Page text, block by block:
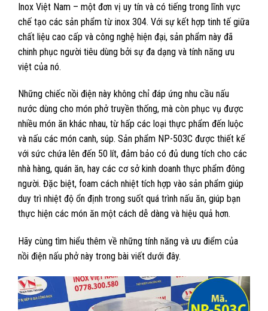
Inox Việt Nam – một đơn vị uy tín và có tiếng trong lĩnh vực
chế tạo các sản phẩm từ inox 304. Với sự kết hợp tinh tế giữa
chất liệu cao cấp và công nghệ hiện đại, sản phẩm này đã
chinh phục người tiêu dùng bởi sự đa dạng và tính năng ưu
việt của nó.
Những chiếc nồi điện này không chỉ đáp ứng nhu cầu nấu
nước dùng cho món phở truyền thống, mà còn phục vụ được
nhiều món ăn khác nhau, từ hấp các loại thực phẩm đến luộc
và nấu các món canh, súp. Sản phẩm NP-503C được thiết kế
với sức chứa lên đến 50 lít, đảm bảo có đủ dung tích cho các
nhà hàng, quán ăn, hay các cơ sở kinh doanh thực phẩm đông
người. Đặc biệt, foam cách nhiệt tích hợp vào sản phẩm giúp
duy trì nhiệt độ ổn định trong suốt quá trình nấu ăn, giúp bạn
thực hiện các món ăn một cách dễ dàng và hiệu quả hơn.
Hãy cùng tìm hiểu thêm về những tính năng và ưu điểm của
nồi điện nấu phở này trong bài viết dưới đây.